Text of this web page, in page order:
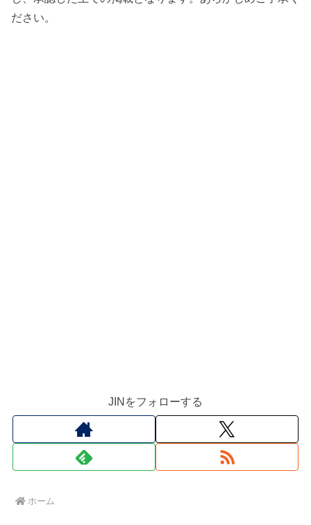
ださい。
JINをフォローする
ホーム